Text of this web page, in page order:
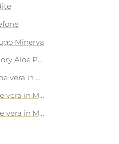
Minerva
Aloe Penelope
vera in MyMemory Foam Liscio
vera in MyMemory Foam Liscio
vera in MyMemory Foam Liscio